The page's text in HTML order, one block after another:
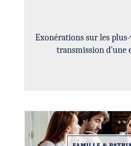
Exonérations sur les
transmission d'une